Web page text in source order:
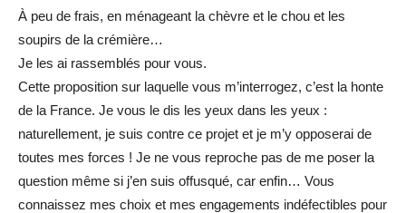
À peu de frais, en ménageant la chèvre et le chou et les
soupirs de la crémière…
Je les ai rassemblés pour vous.
Cette proposition sur laquelle vous m’interrogez, c’est la honte
de la France. Je vous le dis les yeux dans les yeux :
naturellement, je suis contre ce projet et je m’y opposerai de
toutes mes forces ! Je ne vous reproche pas de me poser la
question même si j’en suis offusqué, car enfin… Vous
connaissez mes choix et mes engagements indéfectibles pour